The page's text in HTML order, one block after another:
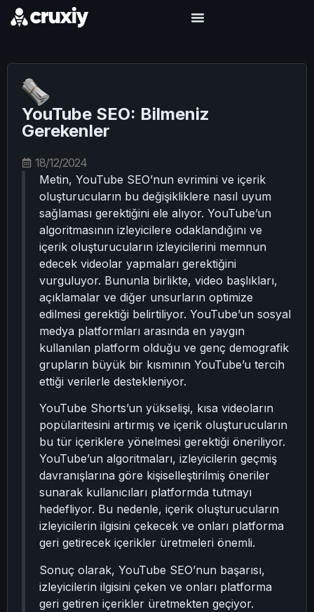
YouTube SEO: Bilmeniz
Gerekenler
18/12/2024
Metin, YouTube SEO’nun evrimini ve içerik
oluşturucuların bu değişikliklere nasıl uyum
sağlaması gerektiğini ele alıyor. YouTube’un
algoritmasının izleyicilere odaklandığını ve
içerik oluşturucuların izleyicilerini memnun
edecek videolar yapmaları gerektiğini
vurguluyor. Bununla birlikte, video başlıkları,
açıklamalar ve diğer unsurların optimize
edilmesi gerektiği belirtiliyor. YouTube’un sosyal
medya platformları arasında en yaygın
kullanılan platform olduğu ve genç demografik
grupların büyük bir kısmının YouTube’u tercih
ettiği verilerle destekleniyor.
YouTube Shorts’un yükselişi, kısa videoların
popülaritesini artırmış ve içerik oluşturucuların
bu tür içeriklere yönelmesi gerektiği öneriliyor.
YouTube’un algoritmaları, izleyicilerin geçmiş
davranışlarına göre kişiselleştirilmiş öneriler
sunarak kullanıcıları platformda tutmayı
hedefliyor. Bu nedenle, içerik oluşturucuların
izleyicilerin ilgisini çekecek ve onları platforma
geri getirecek içerikler üretmeleri önemli.
Sonuç olarak, YouTube SEO’nun başarısı,
izleyicilerin ilgisini çeken ve onları platforma
geri getiren içerikler üretmekten geçiyor.